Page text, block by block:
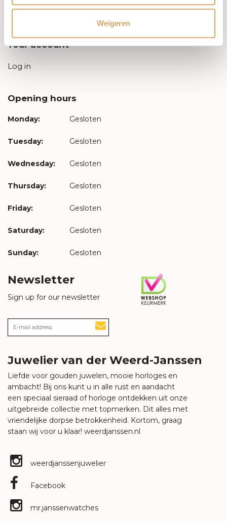
Weigeren
Privacy Policy
Your account
Log in
Opening hours
Monday: Gesloten
Tuesday: Gesloten
Wednesday: Gesloten
Thursday: Gesloten
Friday: Gesloten
Saturday: Gesloten
Sunday: Gesloten
Newsletter
Sign up for our newsletter
Juwelier van der Weerd-Janssen
Liefde voor gouden juwelen, mooie horloges en
ambacht! Bij ons kunt u in alle rust en aandacht
een speciaal sieraad of horloge ontdekken uit onze
uitgebreide collectie met topmerken. Dit alles met
vriendelijke dorpse betrokkenheid. Kortom, graag
staan wij voor u klaar! weerdjanssen.nl
weerdjanssenjuwelier
Facebook
mr.janssenwatches